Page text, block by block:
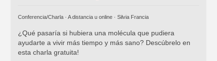
Conferencia/Charla · A distancia u online · Silvia Francia
¿Qué pasaría si hubiera una molécula que pudiera
ayudarte a vivir más tiempo y más sano? Descúbrelo en
esta charla gratuita!